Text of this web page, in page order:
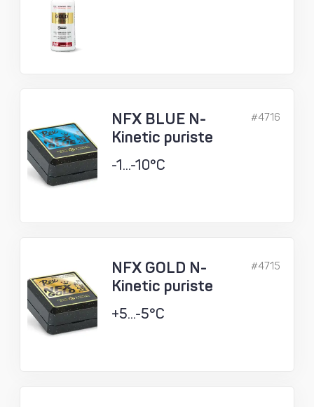
NFX BLUE N-
Kinetic puriste
-1...-10°C
#4716
NFX GOLD N-
Kinetic puriste
+5...-5°C
#4715